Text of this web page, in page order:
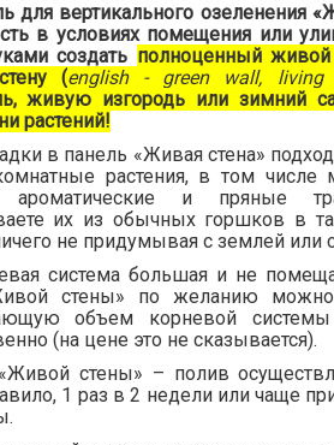
для вертикального озеленения
в условиях помещения или
создать полноценный
(english - green wall, living
живую изгородь или зимний
растений!
в панель «Живая стена»
растения, в том
ароматические и пряные
их из обычных горшков в
не придумывая с землей или
система большая и не
стены» по желанию можно
объем корневой
(на цене это не сказывается).
стены» – полив
1 раз в 2 недели или чаще